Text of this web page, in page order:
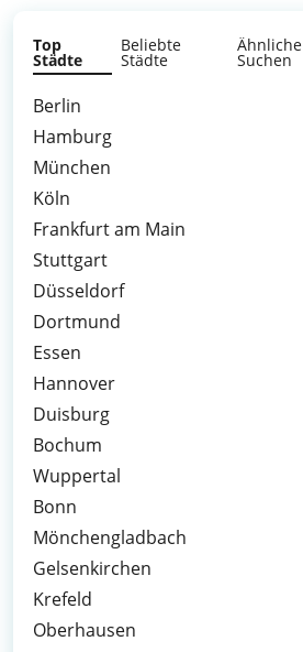
Top
Städte
Beliebte
Städte
Ähnliche
Suchen
Berlin
Hamburg
München
Köln
Frankfurt am Main
Stuttgart
Düsseldorf
Dortmund
Essen
Hannover
Duisburg
Bochum
Wuppertal
Bonn
Mönchengladbach
Gelsenkirchen
Krefeld
Oberhausen